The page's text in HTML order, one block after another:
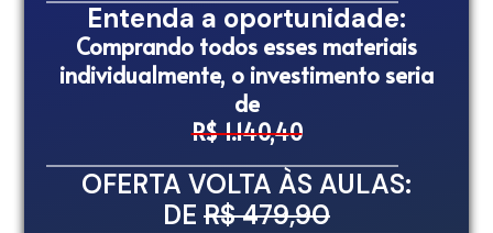
Entenda a oportunidade:
Comprando todos esses materiais
individualmente, o investimento seria
de
R$ 1.140,40
OFERTA VOLTA ÀS AULAS:
DE R$ 479,90